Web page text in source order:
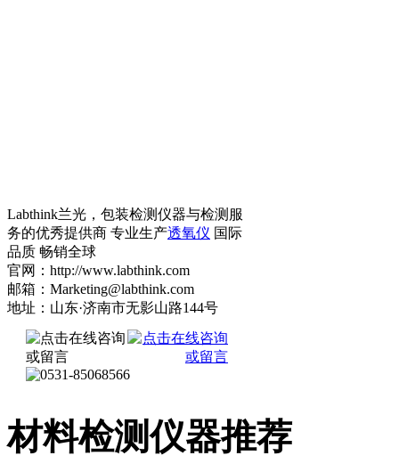
Labthink兰光，包装检测仪器与检测服
务的优秀提供商 专业生产透氧仪 国际
品质 畅销全球
官网：http://www.labthink.com
邮箱：Marketing@labthink.com
地址：山东·济南市无影山路144号
材料检测仪器推荐